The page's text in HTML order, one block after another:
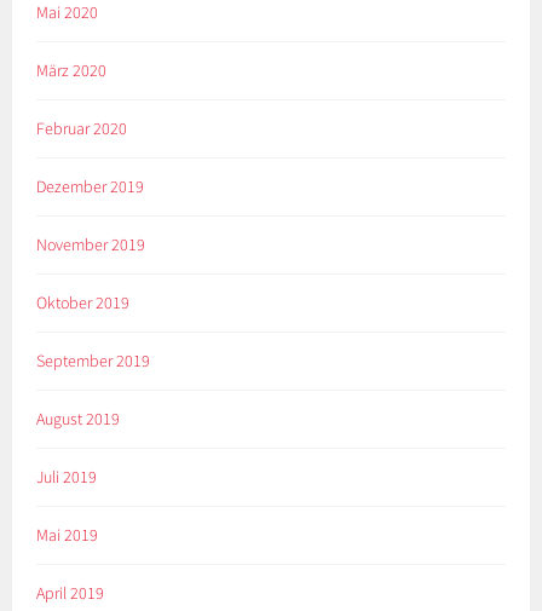
Mai 2020
März 2020
Februar 2020
Dezember 2019
November 2019
Oktober 2019
September 2019
August 2019
Juli 2019
Mai 2019
April 2019